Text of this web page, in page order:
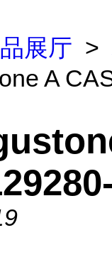
展厅 >
A